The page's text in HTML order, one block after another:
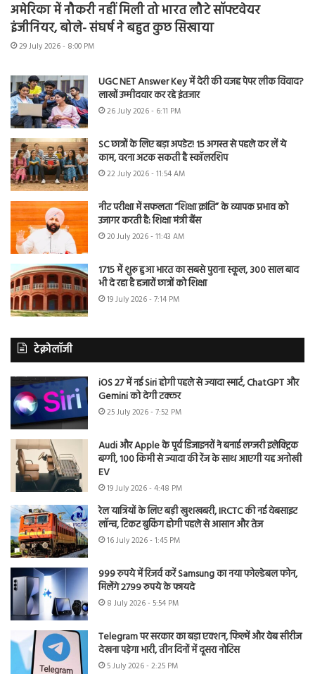
अमेरिका में नौकरी नहीं मिली तो भारत लौटे सॉफ्टवेयर
इंजीनियर, बोले- संघर्ष ने बहुत कुछ सिखाया
29 July 2026 - 8:00 PM
UGC NET Answer Key में देरी की वजह पेपर लीक विवाद?
लाखों उम्मीदवार कर रहे इंतजार
26 July 2026 - 6:11 PM
SC छात्रों के लिए बड़ा अपडेट! 15 अगस्त से पहले कर लें ये
काम, वरना अटक सकती है स्कॉलरशिप
22 July 2026 - 11:54 AM
नीट परीक्षा में सफलता “शिक्षा क्रांति” के व्यापक प्रभाव को
उजागर करती है: शिक्षा मंत्री बैंस
20 July 2026 - 11:43 AM
1715 में शुरू हुआ भारत का सबसे पुराना स्कूल, 300 साल बाद
भी दे रहा है हजारों छात्रों को शिक्षा
19 July 2026 - 7:14 PM
टेक्नोलॉजी
iOS 27 में नई Siri होगी पहले से ज्यादा स्मार्ट, ChatGPT और
Gemini को देगी टक्कर
25 July 2026 - 7:52 PM
Audi और Apple के पूर्व डिजाइनरों ने बनाई लग्जरी इलेक्ट्रिक
बग्गी, 100 किमी से ज्यादा की रेंज के साथ आएगी यह अनोखी
EV
19 July 2026 - 4:48 PM
रेल यात्रियों के लिए बड़ी खुशखबरी, IRCTC की नई वेबसाइट
लॉन्च, टिकट बुकिंग होगी पहले से आसान और तेज
16 July 2026 - 1:45 PM
999 रुपये में रिजर्व करें Samsung का नया फोल्डेबल फोन,
मिलेंगे 2799 रुपये के फायदे
8 July 2026 - 5:54 PM
Telegram पर सरकार का बड़ा एक्शन, फिल्में और वेब सीरीज
देखना पड़ेगा भारी, तीन दिनों में दूसरा नोटिस
5 July 2026 - 2:25 PM